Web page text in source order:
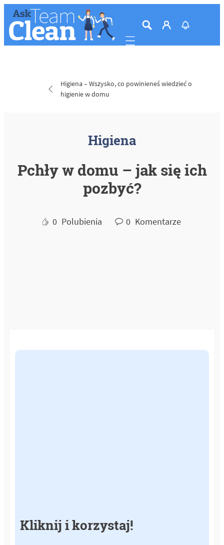
Mobile navigation
Higiena – Wszysko, co powinieneś wiedzieć o
higienie w domu
Higiena
Pchły w domu – jak się ich
pozbyć?
0 Polubienia 0 Komentarze
Kliknij i korzystaj!